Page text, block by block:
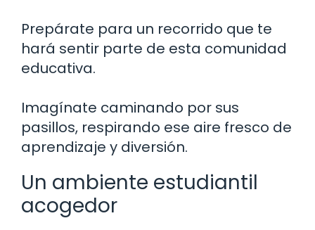
Prepárate para un recorrido que te
hará sentir parte de esta comunidad
educativa.
Imagínate caminando por sus
pasillos, respirando ese aire fresco de
aprendizaje y diversión.
Un ambiente estudiantil
acogedor